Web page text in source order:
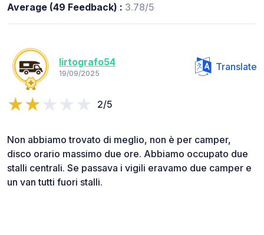
Average (49 Feedback) : 3.78/5
lirtografo54
19/09/2025
Translate
2/5
Non abbiamo trovato di meglio, non è per camper,
disco orario massimo due ore. Abbiamo occupato due
stalli centrali. Se passava i vigili eravamo due camper e
un van tutti fuori stalli.